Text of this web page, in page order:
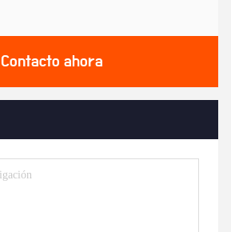
Contacto ahora